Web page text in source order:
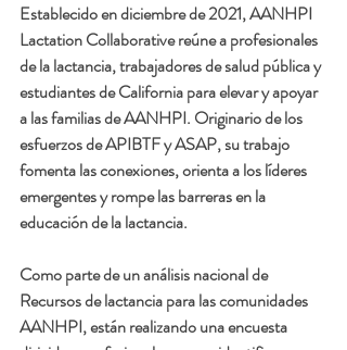
Establecido en diciembre de 2021, AANHPI
Lactation Collaborative reúne a profesionales
de la lactancia, trabajadores de salud pública y
estudiantes de California para elevar y apoyar
a las familias de AANHPI. Originario de los
esfuerzos de APIBTF y ASAP, su trabajo
fomenta las conexiones, orienta a los líderes
emergentes y rompe las barreras en la
educación de la lactancia.
Como parte de un análisis nacional de
Recursos de lactancia para las comunidades
AANHPI, están realizando una encuesta